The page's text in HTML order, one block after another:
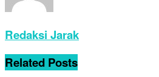
Redaksi Jarak
Related Posts